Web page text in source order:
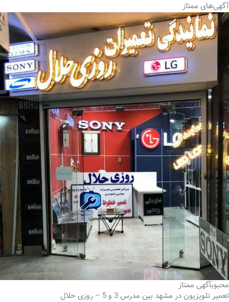
آگهی‌های ممتاز
محبوبآگهی ممتاز
تعمیر تلویزیون در مشهد بین مدرس 3 و 5 – روزی حلال